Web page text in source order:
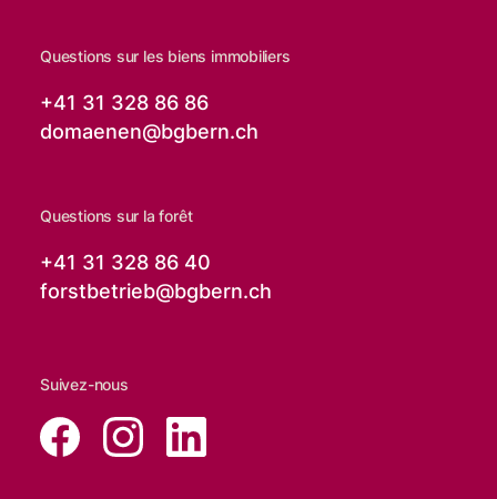
Questions sur les biens immobiliers
+41 31 328 86 86
domaenen@bgbern.ch
Questions sur la forêt
+41 31 328 86 40
forstbetrieb@bgbern.ch
Suivez-nous